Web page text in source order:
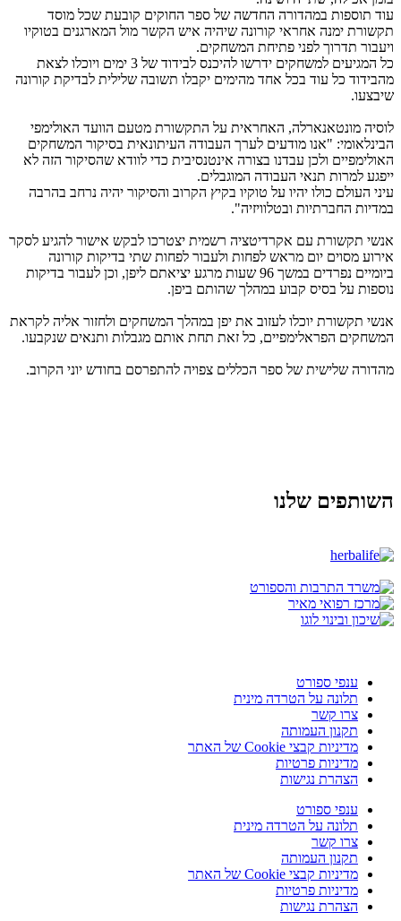
עוד תוספות במהדורה החדשה של ספר החוקים קובעת שכל מוסד
תקשורת ימנה אחראי קורונה שיהיה איש הקשר מול המארגנים בטוקיו
ויעבור תדרוך לפני פתיחת המשחקים.
כל המגיעים למשחקים ידרשו להיכנס לבידוד של 3 ימים ויוכלו לצאת
מהבידוד כל עוד בכל אחד מהימים יקבלו תשובה שלילית לבדיקת קורונה
שיבצעו.
לוסיה מונטאנארלה, האחראית על התקשורת מטעם הוועד האולימפי
הבינלאומי: "אנו מודעים לערך העבודה העיתונאית בסיקור המשחקים
האולימפיים ולכן עבדנו בצורה אינטנסיבית כדי לוודא שהסיקור הזה לא
ייפגע למרות תנאי העבודה המוגבלים.
עיני העולם כולו יהיו על טוקיו בקיץ הקרוב והסיקור יהיה נרחב בהרבה
במדיות החברתיות ובטלוויזיה".
אנשי תקשורת עם אקרדיטציה רשמית יצטרכו לבקש אישור להגיע לסקר
אירוע מסוים יום מראש לפחות ולעבור לפחות שתי בדיקות קורונה
ביומיים נפרדים במשך 96 שעות מרגע יציאתם ליפן, וכן לעבור בדיקות
נוספות על בסיס קבוע במהלך שהותם ביפן.
אנשי תקשורת יוכלו לעזוב את יפן במהלך המשחקים ולחזור אליה לקראת
המשחקים הפראלימפיים, כל זאת תחת אותם מגבלות ותנאים שנקבעו.
מהדורה שלישית של ספר הכללים צפויה להתפרסם בחודש יוני הקרוב.
השותפים שלנו
ענפי ספורט
תלונה על הטרדה מינית
צרו קשר
תקנון העמותה
מדיניות קבצי Cookie של האתר
מדיניות פרטיות
הצהרת נגישות
ענפי ספורט
תלונה על הטרדה מינית
צרו קשר
תקנון העמותה
מדיניות קבצי Cookie של האתר
מדיניות פרטיות
הצהרת נגישות